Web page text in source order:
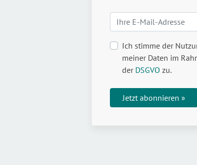
Ich stimme der
meiner Daten im
der DSGVO zu.